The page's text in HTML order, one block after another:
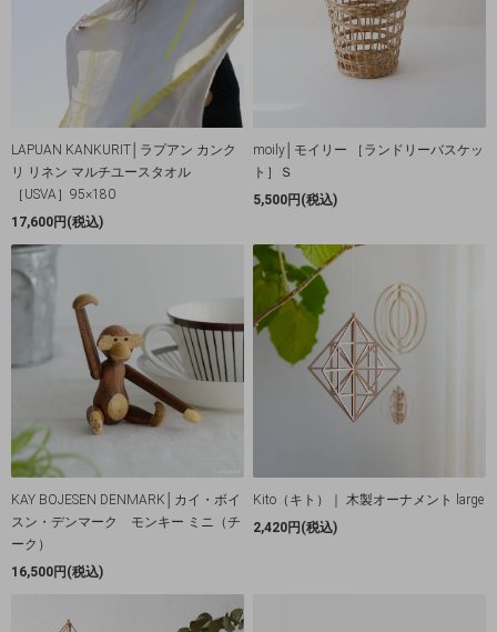
LAPUAN KANKURIT│ラプアン カンク
リ リネン マルチユースタオル
［USVA］95×180
17,600円(税込)
moily│モイリー ［ランドリーバスケッ
ト］Ｓ
5,500円(税込)
KAY BOJESEN DENMARK│カイ・ボイ
スン・デンマーク モンキー ミニ（チ
ーク）
16,500円(税込)
Kito（キト）｜ 木製オーナメント large
2,420円(税込)